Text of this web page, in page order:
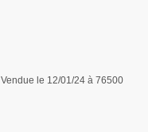
Vendue le 12/01/24 à 76500